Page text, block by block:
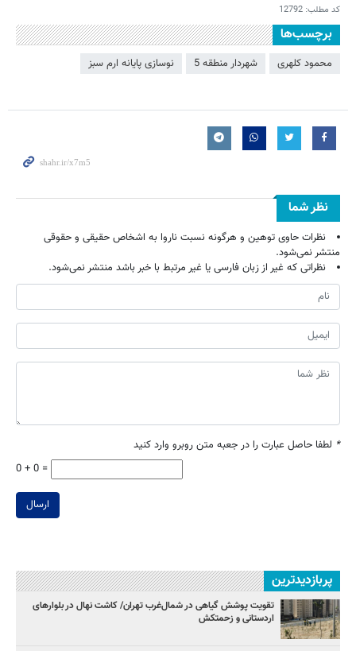
کد مطلب: 12792
برچسب‌ها
محمود کلهری شهردار منطقه 5 نوسازی پایانه ارم سبز
نظر شما
نظرات حاوی توهین و هرگونه نسبت ناروا به اشخاص حقیقی و حقوقی
منتشر نمی‌شود.
نظراتی که غیر از زبان فارسی یا غیر مرتبط با خبر باشد منتشر نمی‌شود.
* لطفا حاصل عبارت را در جعبه متن روبرو وارد کنید
0 + 0 =
ارسال
پربازدیدترین
تقویت پوشش گیاهی در شمال‌غرب تهران/ کاشت نهال در بلوارهای
اردستانی و زحمتکش